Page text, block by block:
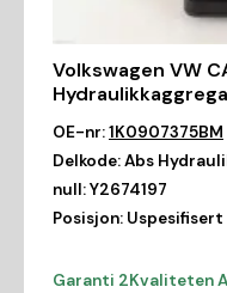
Volkswagen VW
OE-nr:1K0907375BM
Delkode:Abs
null:Y2674197
Posisjon: Uspesifisert
Garanti 2Kvaliteten A